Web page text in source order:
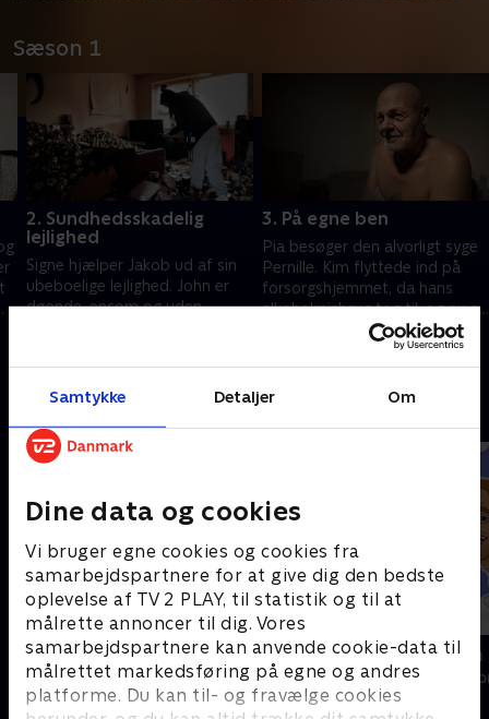
Samtykke Detaljer Om
Dine data og cookies
Vi bruger egne cookies og cookies fra
samarbejdspartnere for at give dig den bedste
oplevelse af TV 2 PLAY, til statistik og til at
målrette annoncer til dig. Vores
samarbejdspartnere kan anvende cookie-data til
målrettet markedsføring på egne og andres
platforme. Du kan til- og fravælge cookies
Sæson 1
2. Sundhedsskadelig
lejlighed
Signe hjælper Jakob ud af sin
ubeboelige lejlighed. John er
døende, ensom og uden
forsorgshjemmet.
3. På egne ben
Pia besøger den alvorligt syge
Pernille. Kim flyttede ind på
forsorgshjemmet, da hans
alkoholmisbrug tog til, og nu er
han klar til at rykke videre.
28. februar 2026 • 17 min
Andre så også
En have i gave
Livsstil • 3 sæsoner
Fotovognen
Livsstil • 2